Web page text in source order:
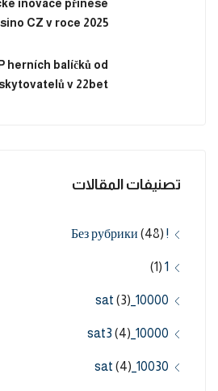
inovace přinese
CZ v roce 2025?
herních balíčků od
v 22bet?
تصنيفات المقالات
! Без рубрики
(48)
1
(1)
10000_sat
(3)
10000_sat3
(4)
10030_sat
(4)